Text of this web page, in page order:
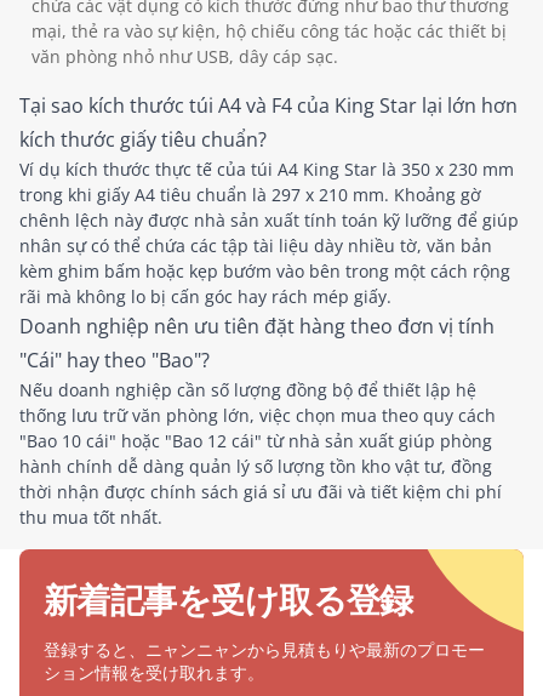
chứa các vật dụng có kích thước đứng như bao thư thương
mại, thẻ ra vào sự kiện, hộ chiếu công tác hoặc các thiết bị
văn phòng nhỏ như USB, dây cáp sạc.
Tại sao kích thước túi A4 và F4 của King Star lại lớn hơn
kích thước giấy tiêu chuẩn?
Ví dụ kích thước thực tế của túi A4 King Star là 350 x 230 mm
trong khi giấy A4 tiêu chuẩn là 297 x 210 mm. Khoảng gờ
chênh lệch này được nhà sản xuất tính toán kỹ lưỡng để giúp
nhân sự có thể chứa các tập tài liệu dày nhiều tờ, văn bản
kèm ghim bấm hoặc kẹp bướm vào bên trong một cách rộng
rãi mà không lo bị cấn góc hay rách mép giấy.
Doanh nghiệp nên ưu tiên đặt hàng theo đơn vị tính
"Cái" hay theo "Bao"?
Nếu doanh nghiệp cần số lượng đồng bộ để thiết lập hệ
thống lưu trữ văn phòng lớn, việc chọn mua theo quy cách
"Bao 10 cái" hoặc "Bao 12 cái" từ nhà sản xuất giúp phòng
hành chính dễ dàng quản lý số lượng tồn kho vật tư, đồng
thời nhận được chính sách giá sỉ ưu đãi và tiết kiệm chi phí
thu mua tốt nhất.
新着記事を受け取る登録
登録すると、ニャンニャンから見積もりや最新のプロモー
ション情報を受け取れます。